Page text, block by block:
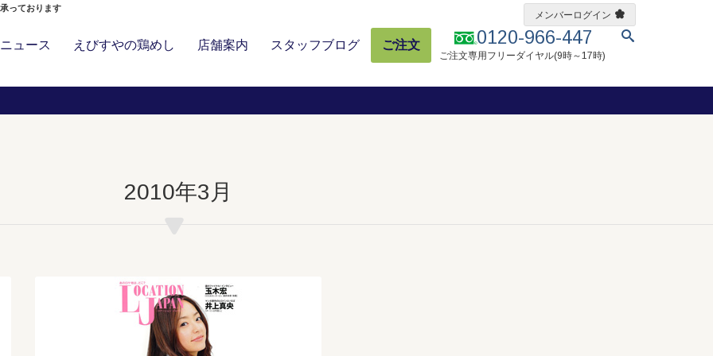
0120-966-447
ご注文専用フリーダイヤル(9時～17時)
ニュース えびすやの鶏めし 店舗案内 スタッフブログ ご注文
っております
メンバーログイン
2010年3月